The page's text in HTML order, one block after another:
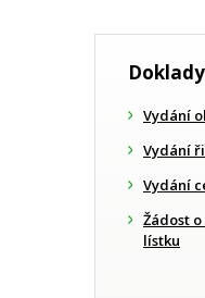
Doklady
Vydání
Vydání
Vydání
Žádost
lístku